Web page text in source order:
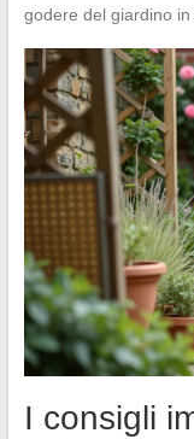
godere del giardino
I consigli